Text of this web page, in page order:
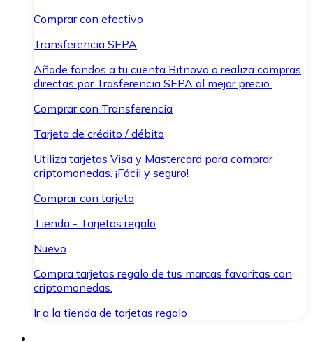
Comprar con efectivo
Transferencia SEPA
Añade fondos a tu cuenta Bitnovo o realiza compras
directas por Trasferencia SEPA al mejor precio.
Comprar con Transferencia
Tarjeta de crédito / débito
Utiliza tarjetas Visa y Mastercard para comprar
criptomonedas. ¡Fácil y seguro!
Comprar con tarjeta
Tienda - Tarjetas regalo
Nuevo
Compra tarjetas regalo de tus marcas favoritas con
criptomonedas.
Ir a la tienda de tarjetas regalo